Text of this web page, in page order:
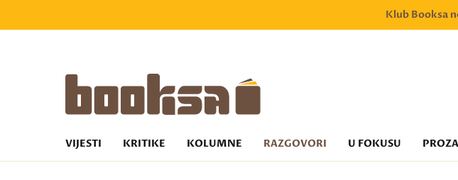
Klub Booksa
VIJESTI KRITIKE KOLUMNE RAZGOVORI U FOKUSU